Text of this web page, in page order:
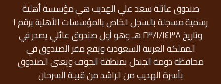
صندوق عائلة سعد علي الهديب هي مؤسسة أهلية
رسمية مسجلة بالسجل الخاص بالمؤسسات الأهلية برقم ١
وتاريخ ٢٣/١/١٤٣٨ هـ وهو أول صندوق عائلي يصدر في
المملكة العربية السعودية ويقع مقر الصندوق في
محافظة دومة الجندل بمنطقة الجوف ويعنى الصندوق
بأسرة الهديب من الراشد من قبيلة السرحان